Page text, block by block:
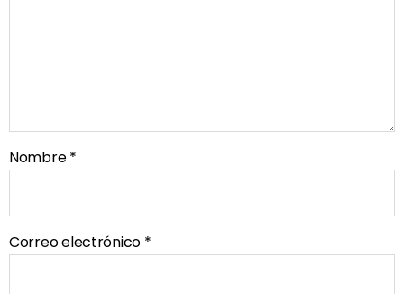
Nombre*
Correo electrónico *